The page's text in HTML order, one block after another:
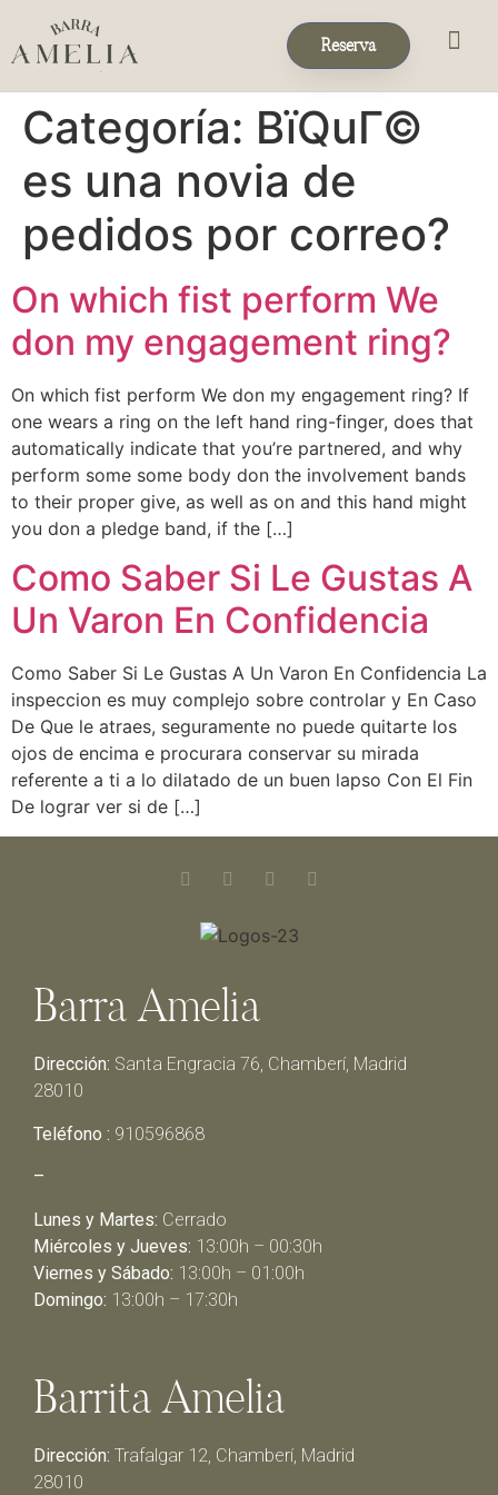
Reserva
Categoría: ВїQuГ©
es una novia de
pedidos por correo?
On which fist perform We
don my engagement ring?
On which fist perform We don my engagement ring? If
one wears a ring on the left hand ring-finger, does that
automatically indicate that you’re partnered, and why
perform some some body don the involvement bands
to their proper give, as well as on and this hand might
you don a pledge band, if the […]
Como Saber Si Le Gustas A
Un Varon En Confidencia
Como Saber Si Le Gustas A Un Varon En Confidencia La
inspeccion es muy complejo sobre controlar y En Caso
De Que le atraes, seguramente no puede quitarte los
ojos de encima e procurara conservar su mirada
referente a ti a lo dilatado de un buen lapso Con El Fin
De lograr ver si de […]
Barra Amelia
Dirección: Santa Engracia 76, Chamberí, Madrid
28010
Teléfono : 910596868
–
Lunes y Martes: Cerrado
Miércoles y Jueves: 13:00h – 00:30h
Viernes y Sábado: 13:00h – 01:00h
Domingo: 13:00h – 17:30h
Barrita Amelia
Dirección: Trafalgar 12, Chamberí, Madrid
28010